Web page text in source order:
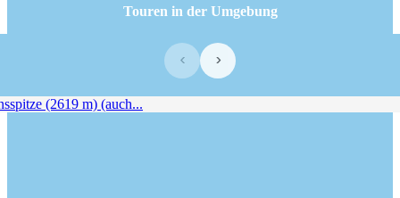
Touren in der Umgebung
‹ ›